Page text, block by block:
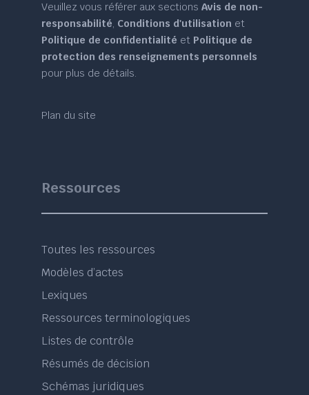
Veuillez vous référer aux sectionsAvis de non-
responsabilité, Conditions d'utilisation et
Politique de confidentialité et Politique de
protection des renseignements personnels
pour plus de détails.
Plan du site
Ressources
Toutes les ressources
Modèles d’actes
Lexiques
Ressources terminologiques
Listes de contrôle
Résumés de décision
Schémas juridiques